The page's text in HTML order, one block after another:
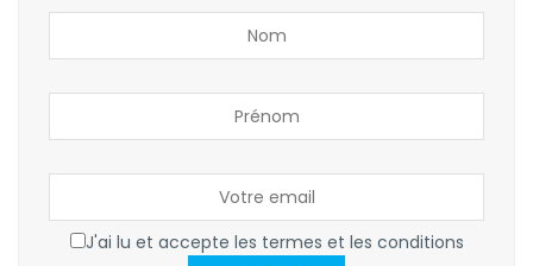
J'ai lu et accepte les termes et les conditions